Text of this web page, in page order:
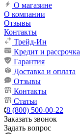
О магазине
О компании
Отзывы
Контакты
Трейд-Ин
Кредит и рассрочка
Гарантия
Доставка и оплата
Отзывы
Контакты
Статьи
8 (800) 500-00-22
Заказать звонок
Задать вопрос